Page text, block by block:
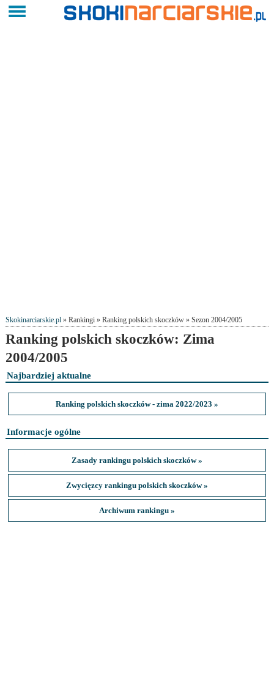
Skokinarciarskie.pl» Rankingi » Ranking polskich skoczków » Sezon 2004/2005
Ranking polskich skoczków: Zima
2004/2005
Najbardziej aktualne
Ranking polskich skoczków - zima 2022/2023 »
Informacje ogólne
Zasady rankingu polskich skoczków »
Zwycięzcy rankingu polskich skoczków »
Archiwum rankingu »